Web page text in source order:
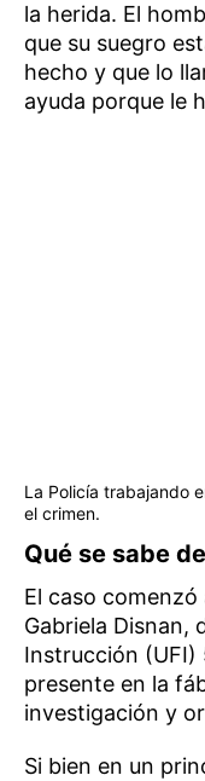
la herida. El
que su suegro
hecho y que lo
ayuda porque le
La Policía trabajando
el crimen.
Qué se sabe
El caso
Gabriela Disnan,
Instrucción (UFI)
presente en la
investigación y
Si bien en un